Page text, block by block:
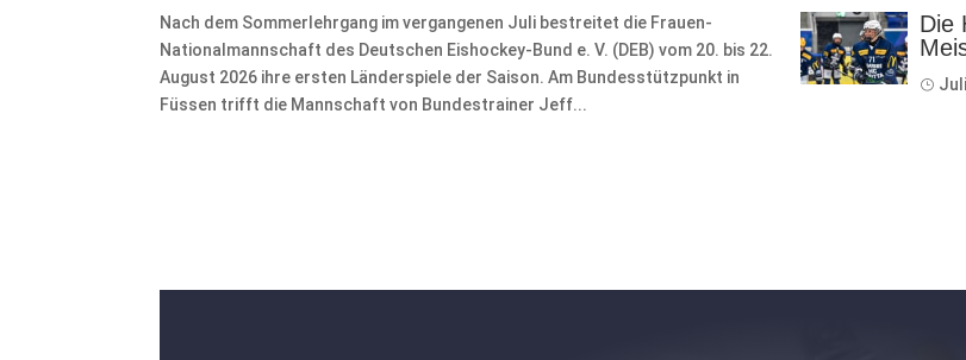
Nach dem Sommerlehrgang im vergangenen Juli bestreitet die Frauen-
Nationalmannschaft des Deutschen Eishockey-Bund e. V. (DEB) vom 20. bis 22.
August 2026 ihre ersten Länderspiele der Saison. Am Bundesstützpunkt in
Füssen trifft die Mannschaft von Bundestrainer Jeff...
Die